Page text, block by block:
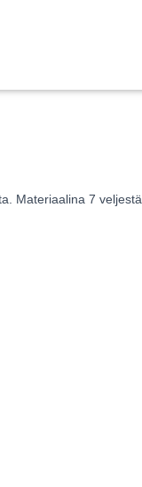
Materiaalina 7 veljestä